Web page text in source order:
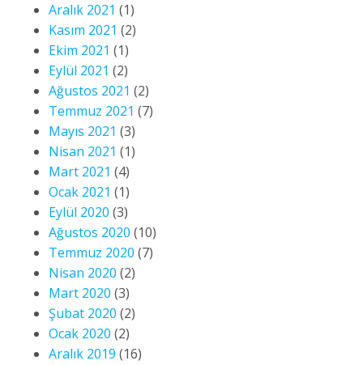
Aralık 2021 (1)
Kasım 2021 (2)
Ekim 2021 (1)
Eylül 2021 (2)
Ağustos 2021 (2)
Temmuz 2021 (7)
Mayıs 2021 (3)
Nisan 2021 (1)
Mart 2021 (4)
Ocak 2021 (1)
Eylül 2020 (3)
Ağustos 2020 (10)
Temmuz 2020 (7)
Nisan 2020 (2)
Mart 2020 (3)
Şubat 2020 (2)
Ocak 2020 (2)
Aralık 2019 (16)